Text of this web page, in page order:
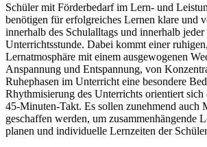
Schüler mit Förderbedarf im Lern- und
benötigen für erfolgreiches Lernen klare und
innerhalb des Schulalltags und innerhalb jeder
Unterrichtsstunde. Dabei kommt einer
Lernatmosphäre mit einem ausgewogenen
Anspannung und Entspannung, von
Ruhephasen im Unterricht eine besondere
Rhythmisierung des Unterrichts orientiert sich
45-Minuten-Takt. Es sollen zunehmend auch
geschaffen werden, um zusammenhängende
planen und individuelle Lernzeiten der